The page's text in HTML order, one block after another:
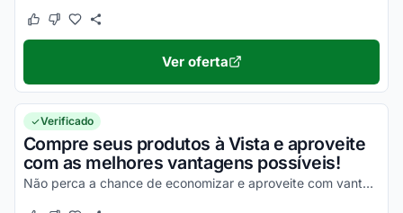
Este cupom funcionou
Este cupom não funcionou
Ver oferta
Verificado
Compre seus produtos à Vista e aproveite
com as melhores vantagens possíveis!
Não perca a chance de economizar e aproveite com vantagens simplesmente incríveis durante todas as suas compras!